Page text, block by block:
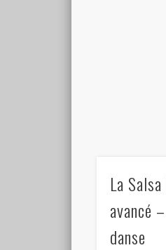
La
avancé
danse